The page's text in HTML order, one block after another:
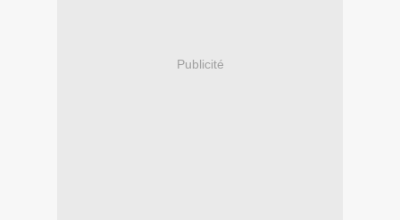
Publicité